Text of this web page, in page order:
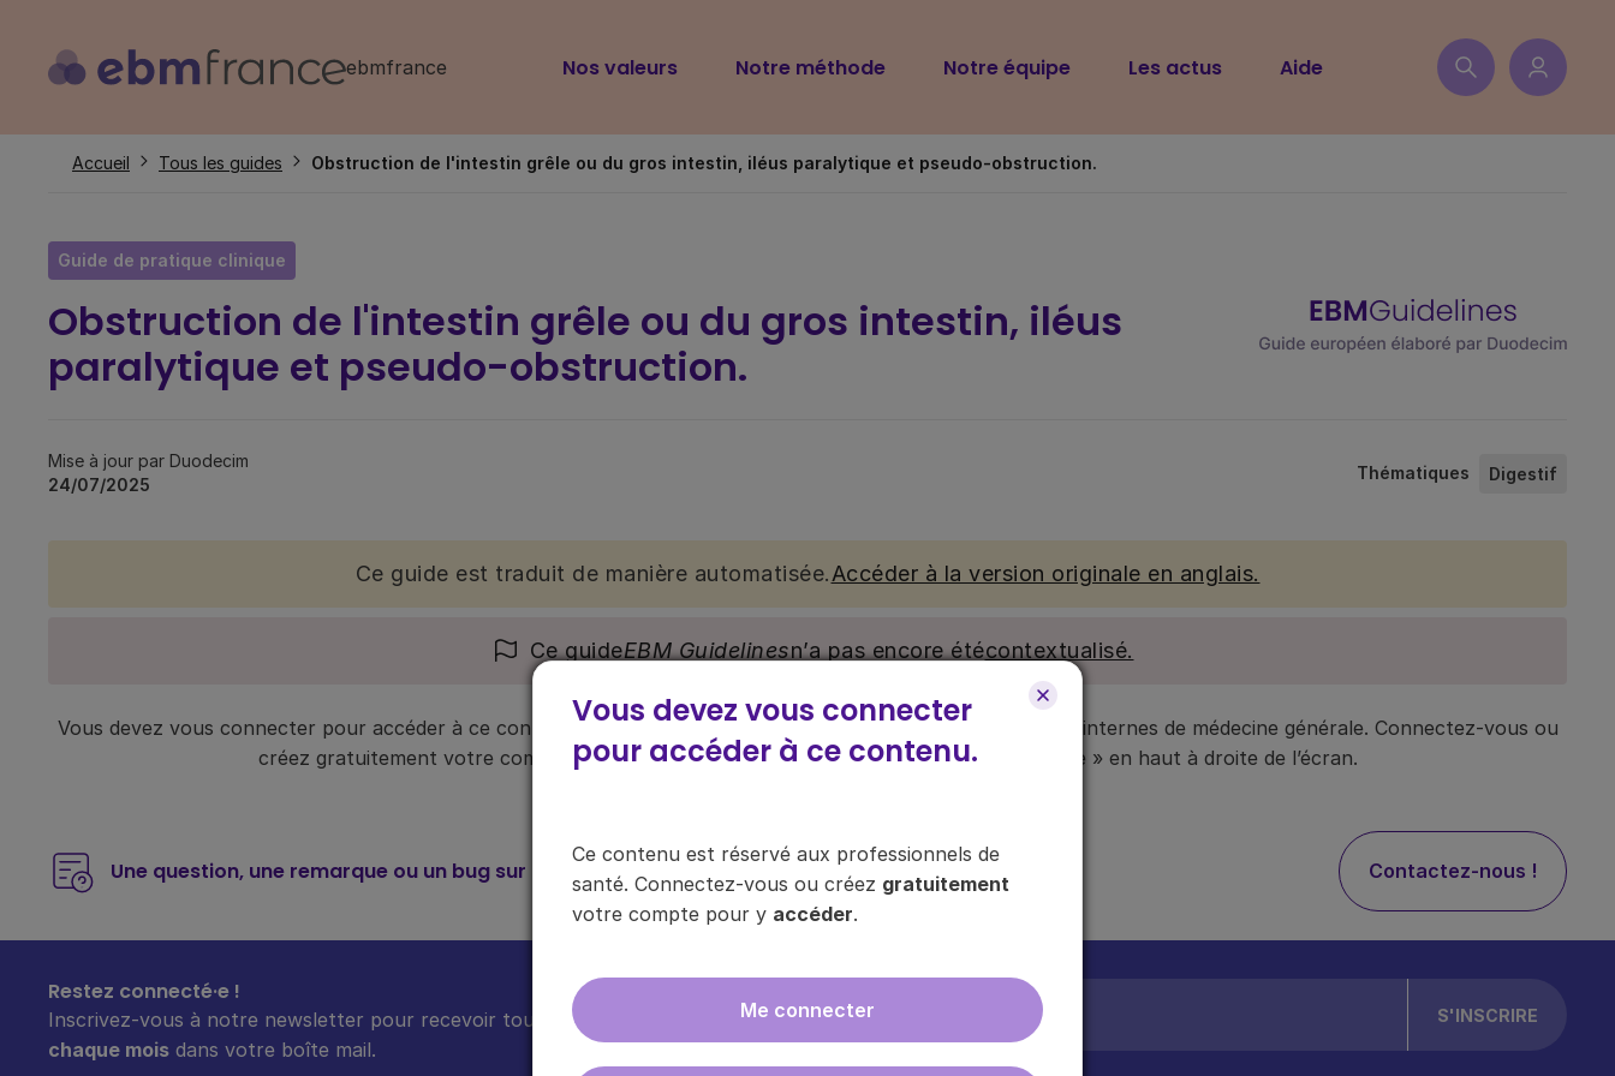
contenu
ebmfrance
Navigation
Nos valeurs Notre méthode Notre équipe Les actus Aide
Vous devez vous connecter
pour accéder à ce contenu.
Ce contenu est réservé aux professionnels de
santé. Connectez-vous ou créez gratuitement
votre compte pour y accéder.
Me connecter
Fil
Accueil Tous les guides Obstruction de l'intestin grêle ou du gros intestin, iléus paralytique et pseudo-obstruction.
Guide de pratique clinique
Obstruction de l'intestin grêle ou du gros intestin, iléus
paralytique et pseudo-obstruction.
Mise à jour par Duodecim
24/07/2025
Thématiques Digestif
Ce guide est traduit de manière automatisée.Accéder à la version originale en anglais.
Ce guideEBM Guidelinesn’a pas encore étécontextualisé.
Vous devez vous connecter pour accéder à ce contenu. Ce contenu est réservé aux médecins généralistes et internes de médecine générale. Connectez-vous ou
créez gratuitement votre compte pour y accéder, via le bouton « Se connecter/s’inscrire » en haut à droite de l’écran.
Une question, une remarque ou un bug sur ce contenu ? Contactez-nous !
Restez connecté·e !
Inscrivez-vous à notre newsletter pour recevoir toutes les infos sur nos guides
chaque mois dans votre boîte mail.